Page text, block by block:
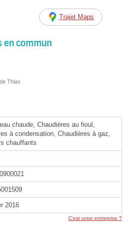
Trajet Maps
en commun
Thias
chaude, Chaudières au fioul,
à condensation, Chaudières à gaz,
chauffants
2016
C'est votre entreprise ?